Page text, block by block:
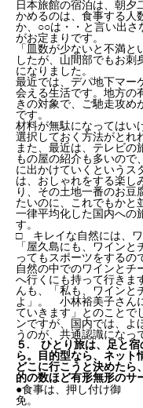
日本旅館の宿泊は、朝夕
かめるのは、食事する
か、○○は・・と言い出さ
がお定まりです。
「皿数が少ないと不満
したが、山間部でもお刺
になりました。
最近では、デパ地下マー
会える生活です。地方の
きの対象で、ご馳走攻め
です。
材料が無駄になってはい
選択しておく方法がとれ
また、最近は、テレビの
もの屋の紹介も多いので
に出かけていくという
は、おしゃれをする楽し
り、その土地一番のお豆
たいのに、これでもかと
一律平均化した国内への
す。
□ キレイな自然には、ワ
「屋久島にも、ワイン
ってもスポーツをするの
自然の中でのワインとチ
へ行くにも持って行き
んも、「私も、ワインと
よ」。 小林裕美子さん
ていきます」とのこと
ンですが、国内では、よ
うのが、共通認識になっ
５. ひとり旅は、足と宿
ら。目的型なら、ネット
どこに行こうと決めたら
的の数ほど有形無形のサ
●食事は、押し付け御